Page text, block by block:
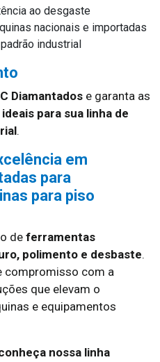
ao desgaste
nacionais e importadas
industrial
Diamantados e garanta as
para sua linha de
.
em
para
para piso
de ferramentas
polimento e desbaste.
compromisso com a
que elevam o
e equipamentos
nossa linha